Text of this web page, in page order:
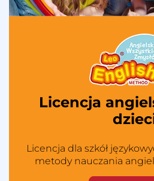
Licencja
Licencja dla szkół
metody nauczania